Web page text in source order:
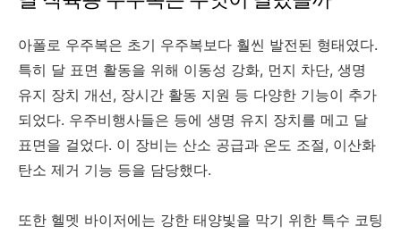
아폴로 우주복은 초기 우주복보다 훨씬 발전된 형태였다.
특히 달 표면 활동을 위해 이동성 강화, 먼지 차단, 생명
유지 장치 개선, 장시간 활동 지원 등 다양한 기능이 추가
되었다. 우주비행사들은 등에 생명 유지 장치를 메고 달
표면을 걸었다. 이 장비는 산소 공급과 온도 조절, 이산화
탄소 제거 기능 등을 담당했다.
또한 헬멧 바이저에는 강한 태양빛을 막기 위한 특수 코팅